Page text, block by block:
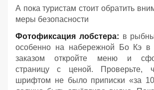
А пока туристам стоит обратить
меры безопасности
Фотофиксация лобстера: в
особенно на набережной Бо Кэ в
заказом откройте меню и
страницу с ценой. Проверьте,
шрифтом не было приписки «за